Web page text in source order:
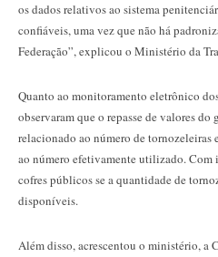
os dados relativos ao sistema
confiáveis, uma vez que não há
Federação”, explicou o Ministério da
Quanto ao monitoramento eletrônico
observaram que o repasse de valores do
relacionado ao número de
ao número efetivamente utilizado. Com
cofres públicos se a quantidade de
disponíveis.
Além disso, acrescentou o ministério, a